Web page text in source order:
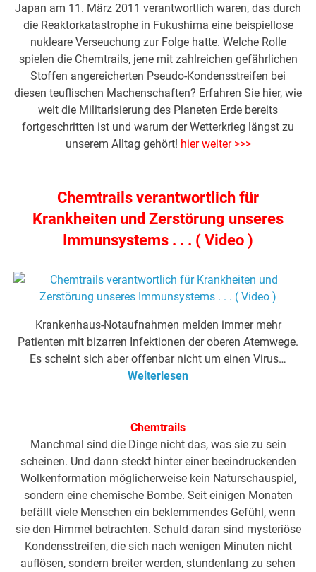
Japan am 11. März 2011 verantwortlich waren, das durch
die Reaktorkatastrophe in Fukushima eine beispiellose
nukleare Verseuchung zur Folge hatte. Welche Rolle
spielen die Chemtrails, jene mit zahlreichen gefährlichen
Stoffen angereicherten Pseudo-Kondensstreifen bei
diesen teuflischen Machenschaften? Erfahren Sie hier, wie
weit die Militarisierung des Planeten Erde bereits
fortgeschritten ist und warum der Wetterkrieg längst zu
unserem Alltag gehört! hier weiter >>>
Chemtrails verantwortlich für
Krankheiten und Zerstörung unseres
Immunsystems . . . ( Video )
Krankenhaus-Notaufnahmen melden immer mehr
Patienten mit bizarren Infektionen der oberen Atemwege.
Es scheint sich aber offenbar nicht um einen Virus…
Weiterlesen
Chemtrails
Manchmal sind die Dinge nicht das, was sie zu sein
scheinen. Und dann steckt hinter einer beeindruckenden
Wolkenformation möglicherweise kein Naturschauspiel,
sondern eine chemische Bombe. Seit einigen Monaten
befällt viele Menschen ein beklemmendes Gefühl, wenn
sie den Himmel betrachten. Schuld daran sind mysteriöse
Kondensstreifen, die sich nach wenigen Minuten nicht
auflösen, sondern breiter werden, stundenlang zu sehen